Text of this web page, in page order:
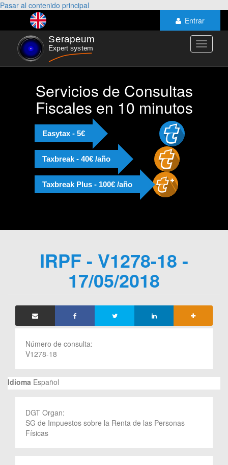
Pasar al contenido principal
Entrar
Toggle
Servicios de Consultas
Fiscales en 10 minutos
Easytax - 5€
Taxbreak - 40€ /año
Taxbreak Plus - 100€ /año
IRPF - V1278-18 -
17/05/2018
Número de consulta:
V1278-18
Idioma Español
DGT Organ:
SG de Impuestos sobre la Renta de las Personas
Físicas